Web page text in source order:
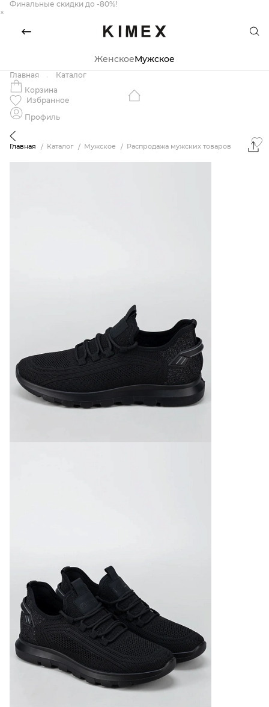
Финальные скидки до -80%!
×
ЖенскоеМужское
Главная
Каталог
Корзина
Избранное
Профиль
Главная Каталог Мужское Распродажа мужских товаров